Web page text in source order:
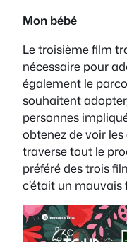
Mon bébé
Le troisième film
nécessaire pour
également le
souhaitent
personnes
obtenez de voir
traverse tout le
préféré des trois
c’était un mauvais